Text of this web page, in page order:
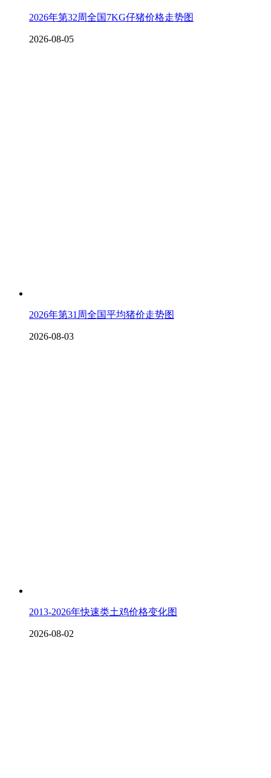
2026年第32周全国7KG仔猪价格走势图
2026-08-05
2026年第31周全国平均猪价走势图
2026-08-03
2013-2026年快速类土鸡价格变化图
2026-08-02